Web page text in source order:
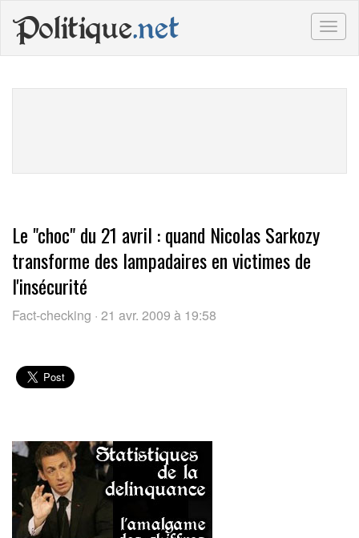
Politique.net
Le "choc" du 21 avril : quand Nicolas Sarkozy
transforme des lampadaires en victimes de
l'insécurité
Fact-checking · 21 avr. 2009 à 19:58